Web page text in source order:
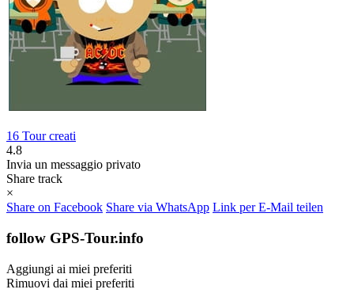
16 Tour creati
4.8
Invia un messaggio privato
Share track
×
Share on Facebook Share via WhatsApp Link per E-Mail teilen
follow GPS-Tour.info
Aggiungi ai miei preferiti
Rimuovi dai miei preferiti